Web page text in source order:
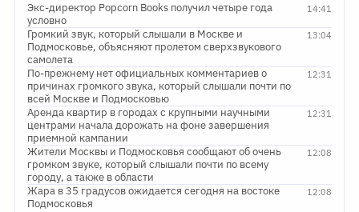
14:41
Экс-директор Popcorn Books получил четыре года
условно
13:04
Громкий звук, который слышали в Москве и
Подмосковье, объясняют пролетом сверхзвукового
самолета
12:31
По-прежнему нет официальных комментариев о
причинах громкого звука, который слышали почти по
всей Москве и Подмосковью
12:31
Аренда квартир в городах с крупными научными
центрами начала дорожать на фоне завершения
приемной кампании
12:08
Жители Москвы и Подмосковья сообщают об очень
громком звуке, который слышали почти по всему
городу, а также в области
12:08
Жара в 35 градусов ожидается сегодня на востоке
Подмосковья